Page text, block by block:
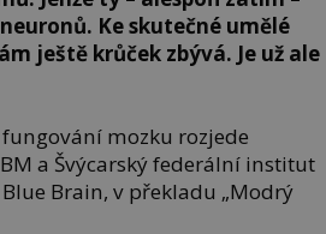
Ke skutečné umělé
ještě krůček zbývá. Je už ale
mozku rozjede
a Švýcarský federální institut
Brain, v překladu „Modrý